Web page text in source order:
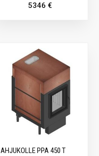
5346€
AHJUKOLLE PPA 450 T